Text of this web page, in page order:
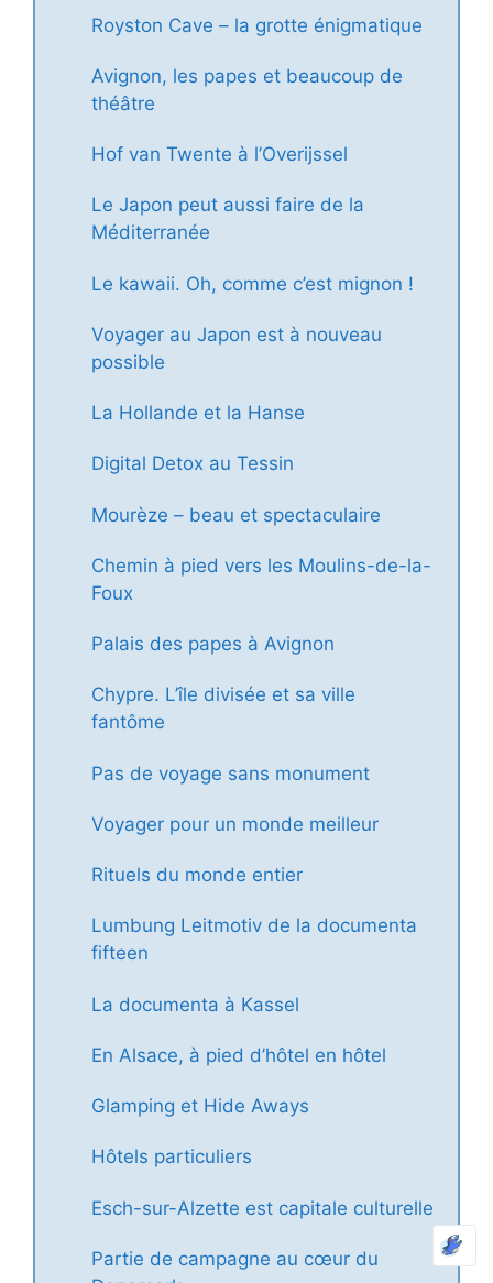
Royston Cave – la grotte énigmatique
Avignon, les papes et beaucoup de
théâtre
Hof van Twente à l’Overijssel
Le Japon peut aussi faire de la
Méditerranée
Le kawaii. Oh, comme c’est mignon !
Voyager au Japon est à nouveau
possible
La Hollande et la Hanse
Digital Detox au Tessin
Mourèze – beau et spectaculaire
Chemin à pied vers les Moulins-de-la-
Foux
Palais des papes à Avignon
Chypre. L’île divisée et sa ville
fantôme
Pas de voyage sans monument
Voyager pour un monde meilleur
Rituels du monde entier
Lumbung Leitmotiv de la documenta
fifteen
La documenta à Kassel
En Alsace, à pied d’hôtel en hôtel
Glamping et Hide Aways
Hôtels particuliers
Esch-sur-Alzette est capitale culturelle
Partie de campagne au cœur du